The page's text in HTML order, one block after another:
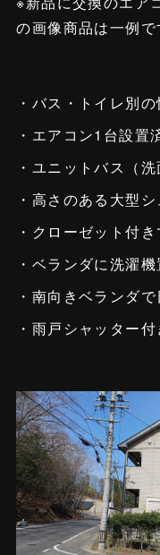
の画像商品は一例で
・バス・トイレ別
・エアコン1台設置
・ユニットバス（
・高さのある大型
・クローゼット付
・ベランダに洗濯
・南向きベランダ
・雨戸シャッター